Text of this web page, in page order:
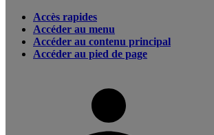
Accès rapides
Accéder au menu
Accéder au contenu principal
Accéder au pied de page